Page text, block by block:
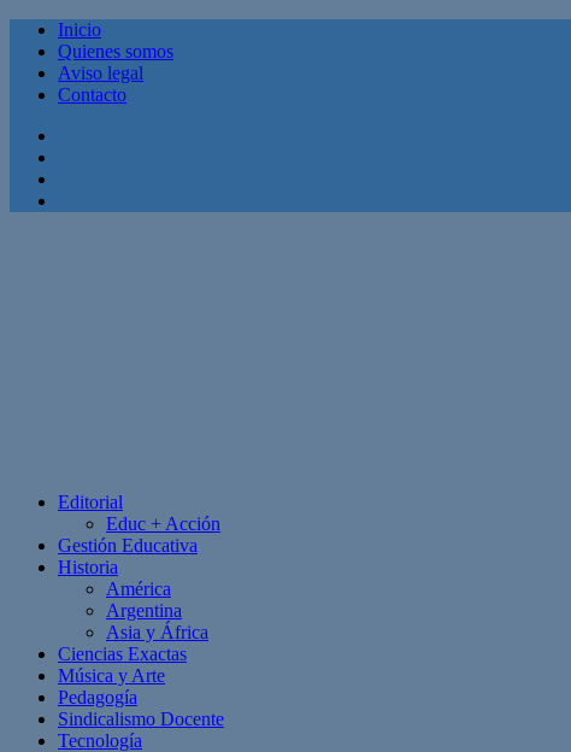
Inicio
Quienes somos
Aviso legal
Contacto
Editorial
Educ + Acción
Gestión Educativa
Historia
América
Argentina
Asia y África
Ciencias Exactas
Música y Arte
Pedagogía
Sindicalismo Docente
Tecnología